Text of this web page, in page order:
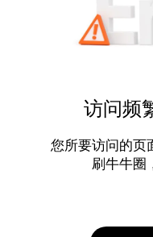
访问频
您所要访问的页
刷牛牛圈